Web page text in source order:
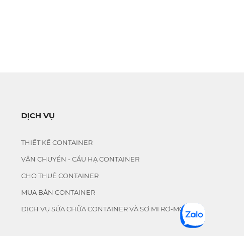
DỊCH VỤ
THIẾT KẾ CONTAINER
VẬN CHUYỂN - CẨU HẠ CONTAINER
CHO THUÊ CONTAINER
MUA BÁN CONTAINER
DỊCH VỤ SỬA CHỮA CONTAINER VÀ SƠ MI RƠ-MOOC